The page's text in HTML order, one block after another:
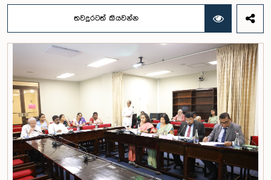
බස්නායක, එම්.කේ.එම්. අස්ලම්, තිලිණ සමරකෝන් සහ චම්පික හෙට්ටිආරච්චි
යන මහත්ම මහත්මීන්ගේ සහභාගීත්වයෙන් මෙම කාරක සභාව
පාර්ලිමේන්තුවේදී පසුගියදා (04) රැස්වූ අවස්ථාවේදීය. ශ්‍රී ලංකා ප්‍රජාතාන්ත්‍රික
සමාජවාදී ජනරජයේ ආණ්ඩුක්‍රම ව්‍යවස්ථාවේ 153(2) ව්‍යවස්ථාව ප්‍රකාරව
විගණකාධිපති ධුරයේ වැටුප් සම්බන්ධයෙන් අදාළ යෝජනාව කාරක සභාවේ
අවධානයට යොමු කර තිබිණි.එහිදී විගණකාධිපතිවරියගේ වගකීම්, රාජ්‍ය මූල්‍ය
අධීක්ෂණය හා විගණන ක්ෂේත්‍රයේ ස්වාධීනත්වය ඇතුළු කරුණු සැලකිල්ලට
ගනිමින් වැටුප් මට්ටම පිළිබඳව කාරක සභා සභාපතිවරයා ඇතුළු මන්ත්‍රීවරුන්
විසින් අදහස් හා යෝජනා ඉදිරිපත් කරන ලදී. ආණ්ඩුක්‍රම ව්‍යස්ථාවේ 170 වෙනි
ව්‍යවස්ථාව ප්‍රකාරව විගණකාධිපති රාජ්‍ය සේවකයකු නොවන බවත් පවත්නා
රාජ්‍ය වැටුප් පරිමාණයෙන් බැහැරව විගණකාධිපතිවරයාගේ වැටුප සඳහා
විශේෂ සැලකිල්ලක් යොමු කළ හැකි බවත් මෙහිදි වැඩිදුරටත් අදහස් දක්වමින්
කාරක සභාව පවසා සිටියේය. යොජිත වැටුප, මීට පෙර සිටි
විගණකාධිපතිවරුන්ගේ වැටුප් ද සලකා බලමින් මෙම තිරණයට එළඹුණ බව
නිලධාරීන් විසින් පවසන ලදී. මිට පෙර, එය ජාතික වැටුප් හා සේවක සංඛ්‍යා
කොමිෂන් සභාවෙන් තිරණය කළ ද වර්තමානයේ එවැනි කොමිසමක් නොමැති
තවදුරටත් කියවන්න